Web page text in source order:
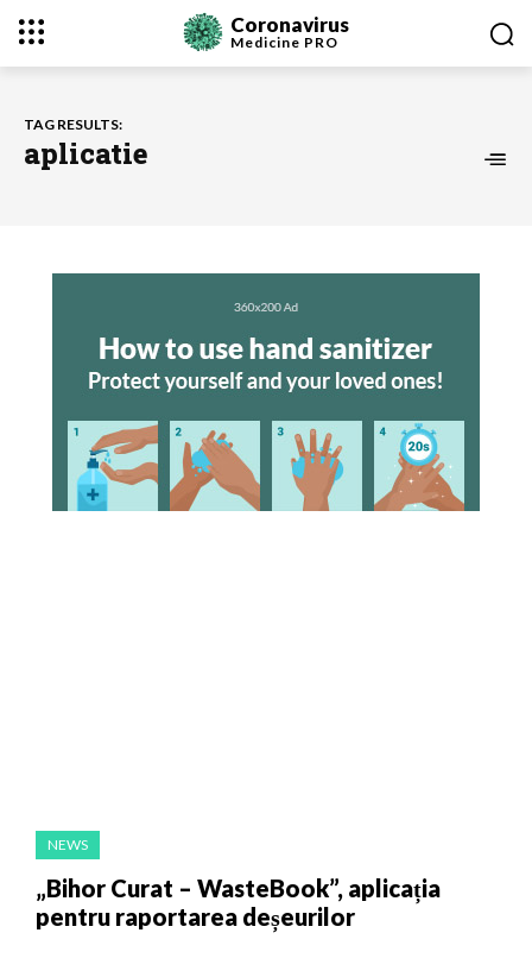
Coronavirus
Medicine PRO
TAG RESULTS:
aplicatie
NEWS
„Bihor Curat – WasteBook”, aplicația
pentru raportarea deșeurilor